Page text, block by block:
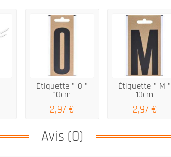
Étiquette " 0 "
10cm
2,97 €
Étiquette " M "
10cm
2,97 €
Avis (0)